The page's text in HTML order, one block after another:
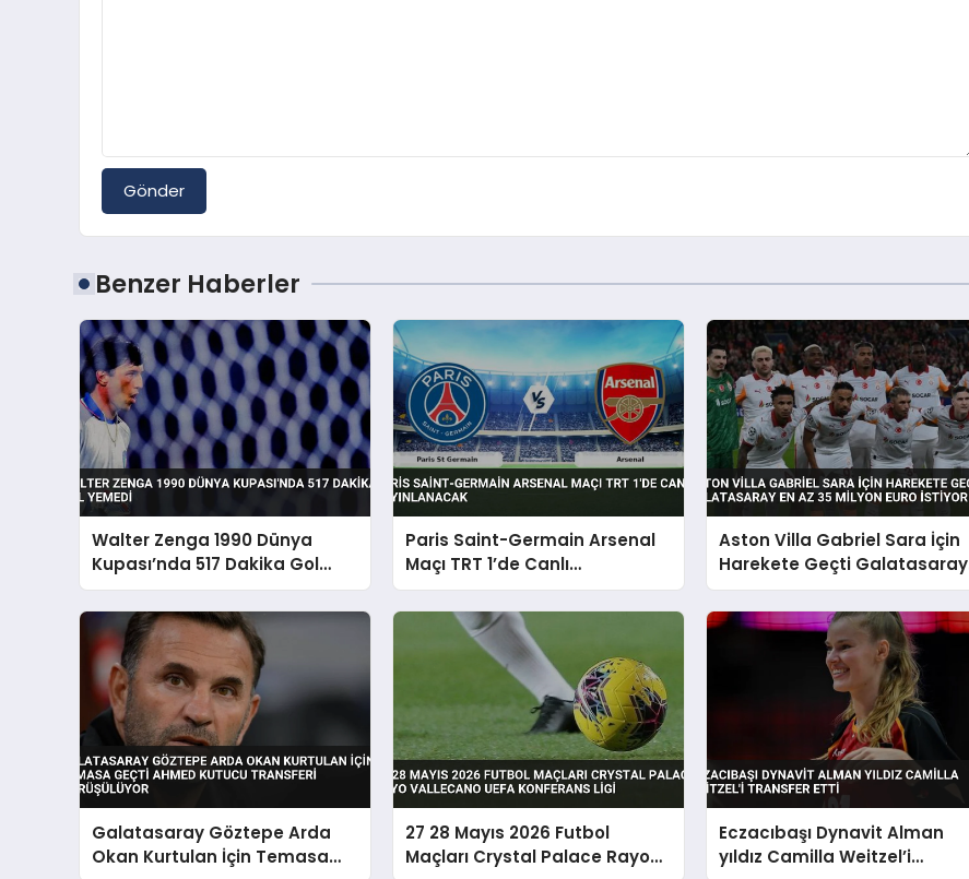
Gönder
Benzer Haberler
Walter Zenga 1990 Dünya
Kupası’nda 517 Dakika Gol
Yemedi
Paris Saint-Germain Arsenal
Maçı TRT 1’de Canlı
Yayınlanacak
Aston Villa Gabriel Sara İçin
Harekete Geçti Galatasaray
En Az 35 Milyon Euro İstiyor
Galatasaray Göztepe Arda
Okan Kurtulan İçin Temasa
27 28 Mayıs 2026 Futbol
Maçları Crystal Palace Rayo
Eczacıbaşı Dynavit Alman
yıldız Camilla Weitzel’i